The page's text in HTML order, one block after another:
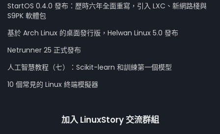
StartOS 0.4.0 發布：歷時六年全面重寫，引入 LXC、新網路棧與
S9PK 軟體包
基於 Arch Linux 的桌面發行版，Helwan Linux 5.0 發布
Netrunner 25 正式發布
人工智慧教程（七）：Scikit-learn 和訓練第一個模型
10 個常見的 Linux 終端模擬器
加入 LinuxStory 交流群組